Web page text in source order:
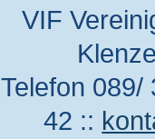
VIF
Telefon
42 ::